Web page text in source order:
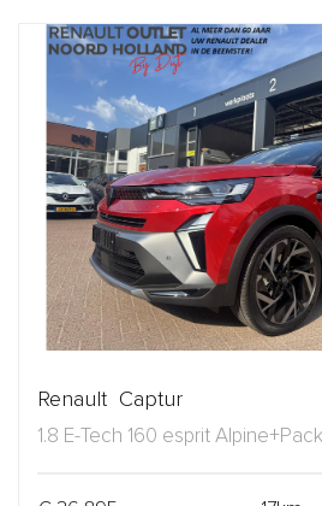
Renault Captur
1.8 E-Tech 160 esprit